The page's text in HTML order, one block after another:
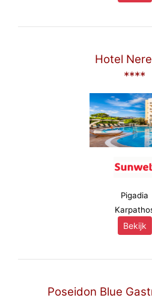
Hotel
****
Pigadia
Bekijk
Poseidon Blue